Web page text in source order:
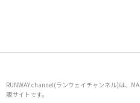
RUNWAY channel(ランウェイチャンネル)は、
販サイトです。